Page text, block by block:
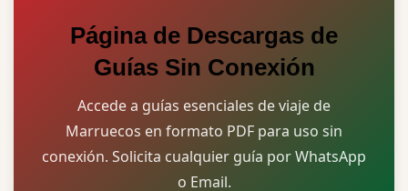
Página de Descargas de
Guías Sin Conexión
Accede a guías esenciales de viaje de
Marruecos en formato PDF para uso sin
conexión. Solicita cualquier guía por WhatsApp
o Email.